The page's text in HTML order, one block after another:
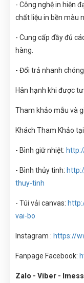
- Công nghệ in hiện
chất liệu in bền màu
- Cung cấp đầy đủ
hàng.
- Đổi trả nhanh
Hân hạnh khi được
Tham khảo mẫu và
Khách Tham Khảo
- Bình giữ nhiệt:
- Bình thủy tinh:
thuy-tinh
- Túi vải canvas:
vai-bo
Instagram : https://
Fanpage Facebook:
Zalo - Viber -